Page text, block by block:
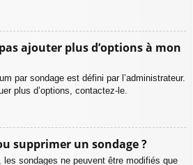
ajouter plus d’options à mon
par sondage est défini par l’administrateur.
plus d’options, contactez-le.
supprimer un sondage ?
sondages ne peuvent être modifiés que